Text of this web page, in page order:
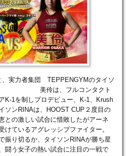
、実力者集団 TEPPENGYMのタイソ
美伶は、フルコンタクト
K-1を制しプロデビュー、K-1、Krush
ソンRINAは、HOOST CUP２度目の
との激しい試合に惜敗したがアーネ
けているアグレッシブファイター。
振り切るか、タイソンRINAが勝ち星
闘う女子の熱い試合に注目の一戦で